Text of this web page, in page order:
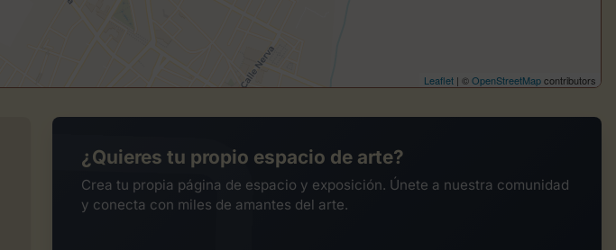
Leaflet | ©OpenStreetMapcontributors
¿Quieres tu propio espacio de arte?
Crea tu propia página de espacio y exposición. Únete a nuestra comunidad
y conecta con miles de amantes del arte.